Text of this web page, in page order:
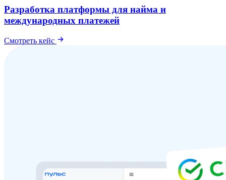
Разработка платформы для найма и
международных платежей
Смотреть кейс